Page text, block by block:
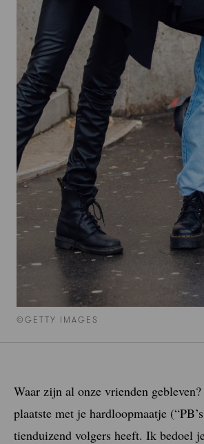
©GETTY IMAGES
Waar zijn al onze vrienden
plaatste met je hardloopmaatje
tienduizend volgers heeft. Ik bedoel